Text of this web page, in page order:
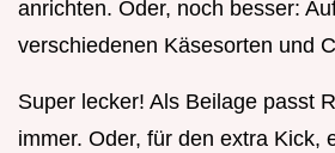
anrichten. Oder, noch besser:
verschiedenen Käsesorten und
Super lecker! Als Beilage passt
immer. Oder, für den extra Kick,